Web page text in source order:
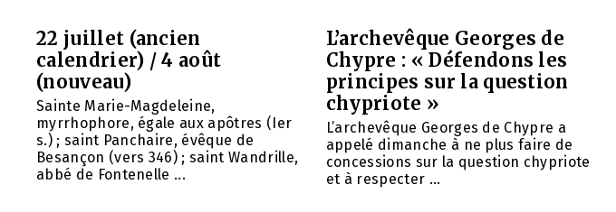
22 juillet (ancien
calendrier) / 4 août
(nouveau)
Sainte Marie-Magdeleine,
myrrhophore, égale aux apôtres (Ier
s.) ; saint Panchaire, évêque de
Besançon (vers 346) ; saint Wandrille,
abbé de Fontenelle ...
L’archevêque Georges de
Chypre : « Défendons les
principes sur la question
chypriote »
L’archevêque Georges de Chypre a
appelé dimanche à ne plus faire de
concessions sur la question chypriote
et à respecter ...